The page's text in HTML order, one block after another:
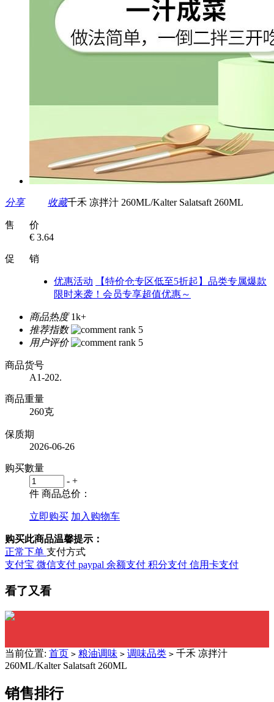
分享 收藏千禾 凉拌汁 260ML/Kalter Salatsaft 260ML
售 价
€ 3.64
促 销
优惠活动
【特价仓专区低至5折起】品类专属爆款
限时来袭！会员专享超值优惠～
商品热度 1k+
推荐指数
用户评价
商品货号
A1-202.
商品重量
260克
保质期
2026-06-26
购买數量
- +
件 商品总价：
立即购买 加入购物车
购买此商品温馨提示：
正常下单 支付方式
支付宝 微信支付 paypal 余额支付 积分支付 信用卡支付
看了又看
当前位置: 首页 > 粮油调味 > 调味品类 > 千禾 凉拌汁
260ML/Kalter Salatsaft 260ML
销售排行